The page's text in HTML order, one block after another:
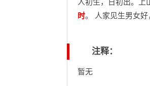
人初生，日初出。上
时。 人家见生男女好
注释：
暂无